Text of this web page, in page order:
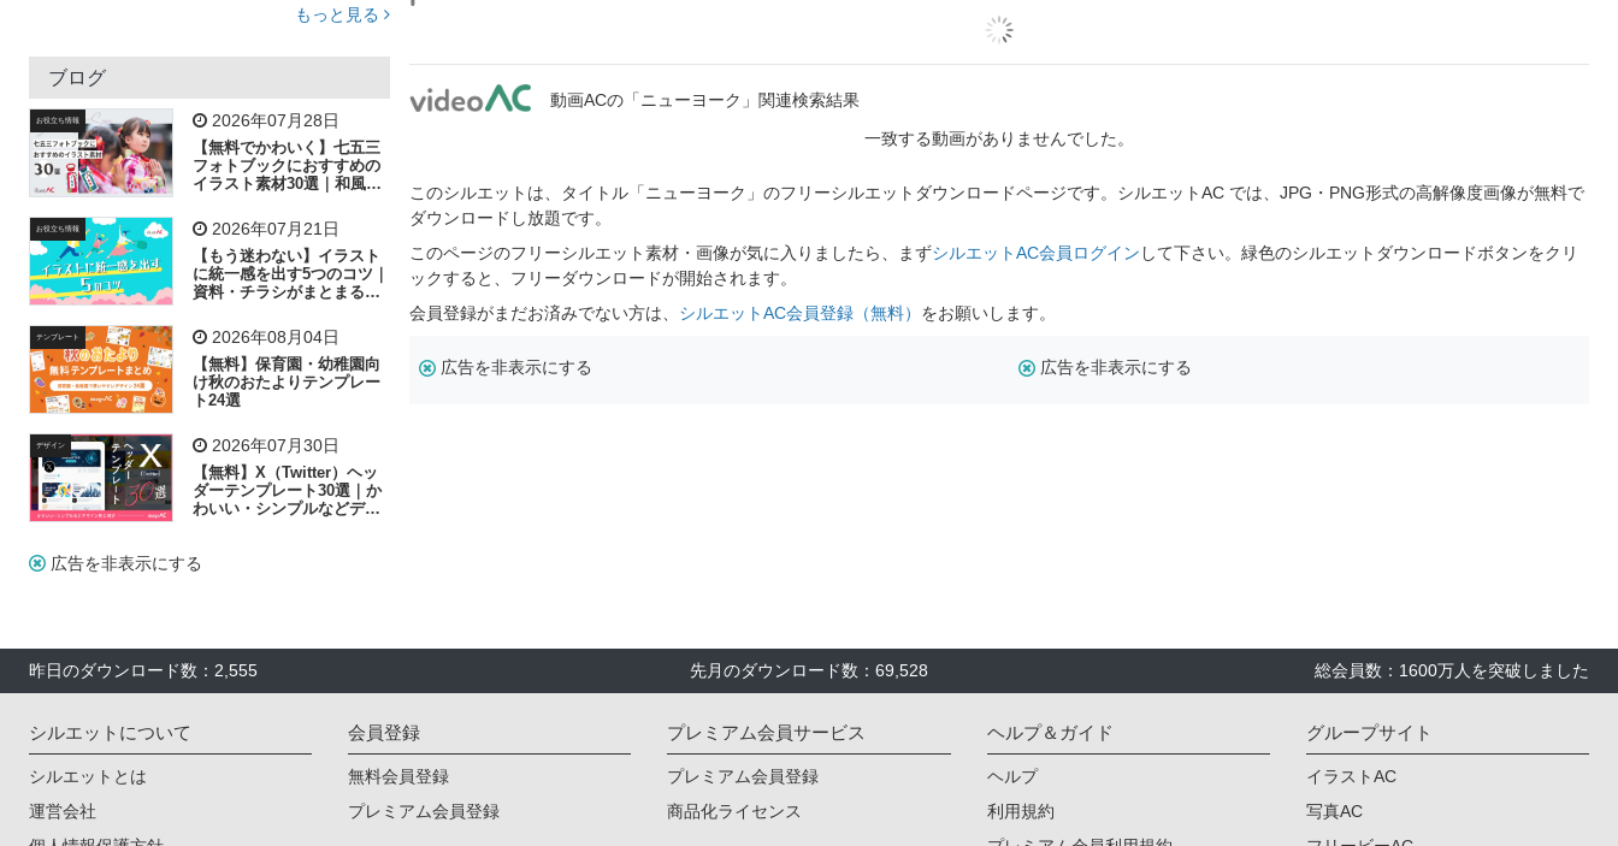
トラック 木
吹き出し
飛行機 グラフ ビル 魚 家族 書類
歩く 工場 会社 太陽 キラキラ
子供 作業員 相談 ピクトグラム
もっと見る
ブログ
お役立ち情報 2026年07月28日
【無料でかわいく】七五三
フォトブックにおすすめの
イラスト素材30選｜和風の
お役立ち情報 2026年07月21日
【もう迷わない】イラスト
に統一感を出す5つのコツ｜
資料・チラシがまとまるフ
テンプレート 2026年08月04日
【無料】保育園・幼稚園向
け秋のおたよりテンプレー
ト24選
デザイン 2026年07月30日
【無料】X（Twitter）ヘッ
ダーテンプレート30選｜か
わいい・シンプルなどデザ
広告を非表示にする
動画ACの「ニューヨーク」関連検索結果
一致する動画がありませんでした。
このシルエットは、タイトル「ニューヨーク」のフリーシルエットダウンロードページです。シルエットAC では、JPG・PNG形式の高解像度画像が無料で
ダウンロードし放題です。
このページのフリーシルエット素材・画像が気に入りましたら、まずシルエットAC会員ログイン して下さい。緑色のシルエットダウンロードボタンをクリ
ックすると、フリーダウンロードが開始されます。
会員登録がまだお済みでない方は、 シルエットAC会員登録（無料） をお願いします。
広告を非表示にする 広告を非表示にする
昨日のダウンロード数：2,555 先月のダウンロード数：69,528 総会員数：1600万人を突破しました
シルエットについて
シルエットとは
運営会社
会員登録
無料会員登録
プレミアム会員登録
プレミアム会員サービス
プレミアム会員登録
商品化ライセンス
ヘルプ＆ガイド
ヘルプ
利用規約
グループサイト
イラストAC
写真AC